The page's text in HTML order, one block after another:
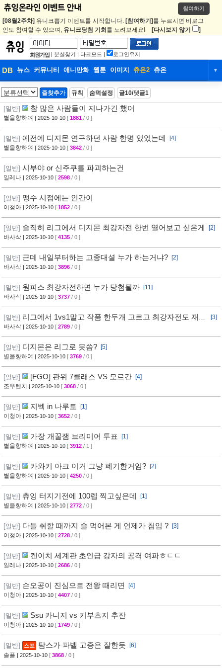
참여하기
[08월2주차] 유니크뽑기 이벤트를 시작합니다. [참여하기] 를 누르시면 비로그
인도 참여할 수 있으며, 유니크당첨 기회 를 노려보세요! [다시보지 않기 ]
회원가입 | 분실찾기 | 다크모드 | 로그인유지
DB 뉴스 커뮤니티 애니만화 웹툰 이미지 츄온2 츄온 ▼
DB 뉴스 커뮤니티
웹툰 이미지 츄온2
즐찾추가 규칙 숨덕설정 글10/댓글1
[일반] 참 많은 사람들이 지나가긴 했어
별을향하여 | 2025-10-10 [ 1881 / 0 ]
[일반] 예전에 디지몬 연구하던 사람 한명 있었는데
[4]
별을향하여 | 2025-10-10 [ 3842 / 0 ]
[일반] 시부야 or 신주쿠를 파괴하는건
일레나 | 2025-10-10 [ 2598 / 0 ]
[일반] 맹수 시점에는 인간이
이청아 | 2025-10-10 [ 1852 / 0 ]
[일반] 솔직히 리그에서 디지몬 최강자전 한번 열어보고 싶은게
[2]
바사삭 | 2025-10-10 [ 4135 / 0 ]
[일반] 근데 내일부터하는 고종대셜 누가 하는거냐?
[2]
바사삭 | 2025-10-10 [ 3896 / 0 ]
[일반] 원피스 최강자전하면 누가 당첨될까
[11]
바사삭 | 2025-10-10 [ 3737 / 0 ]
[일반] 리그에서 1vs1말고 작품 한두개 고르고 최강자전도 재밌
을듯
[3]
바사삭 | 2025-10-10 [ 2789 / 0 ]
[일반] 디지몬은 리그로 못씀?
[5]
별을향하여 | 2025-10-10 [ 3769 / 0 ]
[일반] [FGO] 관위 7클래스 VS 모르간
[4]
조우텐치
| 2025-10-10 [ 3068 / 0 ]
[일반] 지벡 in 나루토
[1]
이청아 | 2025-10-10 [ 3652 / 0 ]
[일반] 가장 개꿀잼 브리미어 투표
[1]
별을향하여 | 2025-10-10 [ 3912 / 1 ]
[일반] 카와키 아크 이거 그냥 폐기한거임?
[2]
별을향하여 | 2025-10-10 [ 4250 / 0 ]
[일반] 츄잉 터지기전에 100렙 찍고싶은데
[1]
별을향하여 | 2025-10-10 [ 2772 / 0 ]
[일반] 다들 취할 때까지 술 먹어본 게 언제가 첨임 ?
[3]
이청아 | 2025-10-10 [ 2728 / 0 ]
[일반] 켄이치 세계관 초인급 강자의 공격 여파ㅎㄷㄷ
일레나 | 2025-10-10 [ 2686 / 0 ]
[일반] 손오공이 진심으로 전왕 때리면
[4]
이청아 | 2025-10-10 [ 4407 / 0 ]
[일반] Ssu 카니지 vs 키부츠지 추잔
이청아 | 2025-10-10 [ 1749 / 0 ]
[일반] 스포 탐스가 파벨 고증은 잘한듯
[6]
솔플 | 2025-10-10 [ 3868 / 0 ]